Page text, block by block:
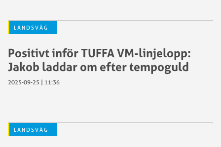
LANDSVÄG
Positivt inför TUFFA VM-linjelopp:
Jakob laddar om efter tempoguld
2025-09-25 | 11:36
LANDSVÄG